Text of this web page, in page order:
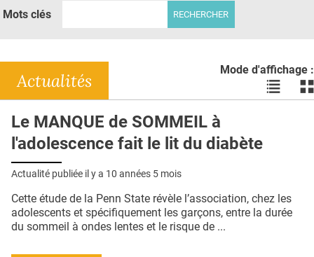
DOSSIERS
RÉSEAUX
E-REVUE SAD
QUI SOMMES-NOUS ?
Mots clés
Mode d'affichage :
Voir
les
les
Actualités
Le MANQUE de SOMMEIL à
l'adolescence fait le lit du diabète
Actualité publiée il y a 10 années 5 mois
Cette étude de la Penn State révèle l’association, chez les
adolescents et spécifiquement les garçons, entre la durée
du sommeil à ondes lentes et le risque de ...